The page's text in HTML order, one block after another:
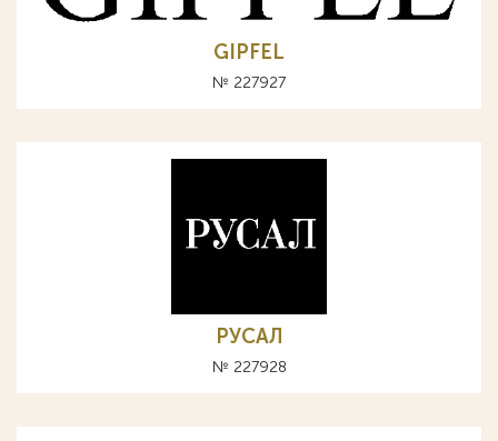
GIPFEL
№ 227927
РУСАЛ
№ 227928